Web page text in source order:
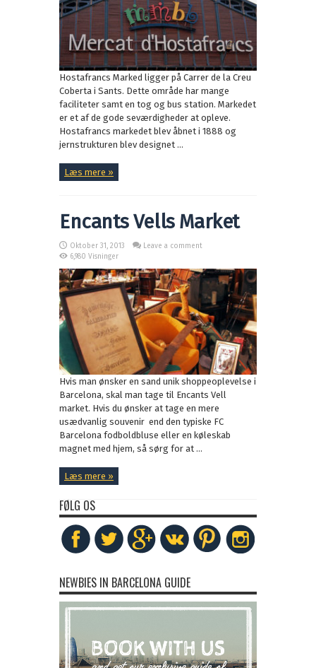
Hostafrancs Marked ligger på Carrer de la Creu
Coberta i Sants. Dette område har mange
faciliteter samt en tog og bus station. Markedet
er et af de gode seværdigheder at opleve.
Hostafrancs markedet blev åbnet i 1888 og
jernstrukturen blev designet ...
Læs mere »
Encants Vells Market
Oktober 31, 2013
Leave a comment
6,980 Visninger
Hvis man ønsker en sand unik shoppeoplevelse i
Barcelona, skal man tage til Encants Vell
market. Hvis du ønsker at tage en mere
usædvanlig souvenir end den typiske FC
Barcelona fodboldbluse eller en køleskab
magnet med hjem, så sørg for at ...
Læs mere »
FØLG OS
NEWBIES IN BARCELONA GUIDE